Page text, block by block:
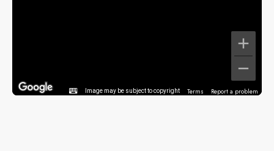
Image may be subject to copyright Terms Report a problem